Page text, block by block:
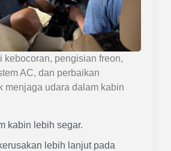
kebocoran, pengisian freon,
AC, dan perbaikan
menjaga udara dalam kabin
kabin lebih segar.
lebih lanjut pada